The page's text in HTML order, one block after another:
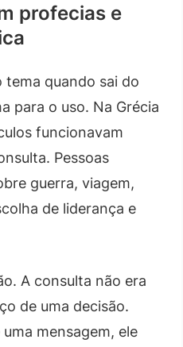
profecias e
tema quando sai do
para o uso. Na Grécia
funcionavam
Pessoas
guerra, viagem,
de liderança e
A consulta não era
de uma decisão.
mensagem, ele